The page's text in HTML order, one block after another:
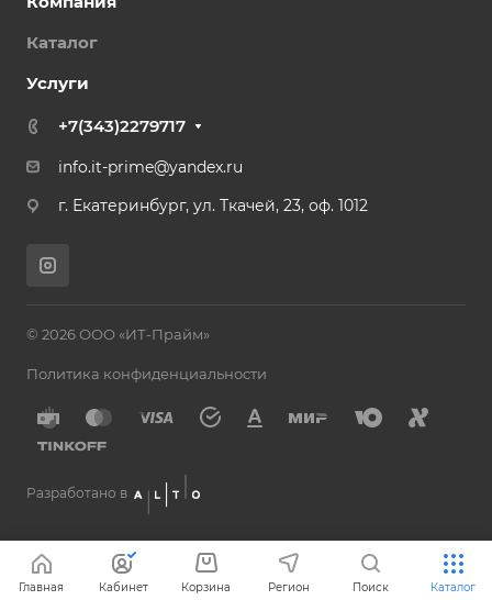
Каталог
Услуги
+7(343)2279717
info.it-prime@yandex.ru
г. Екатеринбург, ул. Ткачей, 23, оф. 1012
© 2026 ООО «ИТ-Прайм»
Политика конфиденциальности
Разработано в
Главная Кабинет Корзина Регион Поиск Каталог